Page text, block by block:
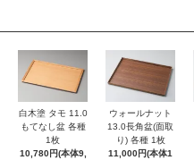
白木塗 タモ 11.0
もてなし盆 各種
1枚
10,780円(本体9,
ウォールナット
13.0長角盆(面取
り) 各種 1枚
11,000円(本体1